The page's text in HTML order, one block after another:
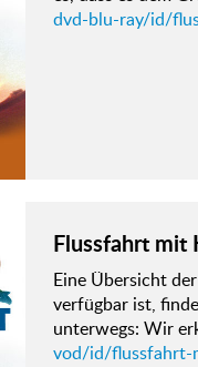
dvd-blu-ray/id/
Flussfahrt mit
Eine Übersicht
verfügbar ist,
unterwegs: Wir
vod/id/